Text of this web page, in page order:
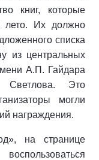
книг, которые
лето. Их должно
списка
из центральных
А.П. Гайдара
Это
могли
награждения.
на странице